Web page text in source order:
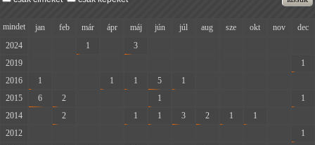
mindet jan feb már ápr máj jún júl aug sze okt nov
dec
2024
1 3
2019
1
2016
1 1 1 5 1
2015
6 2 1
1
2014
2 1 1 3 2 1 1
2012
1